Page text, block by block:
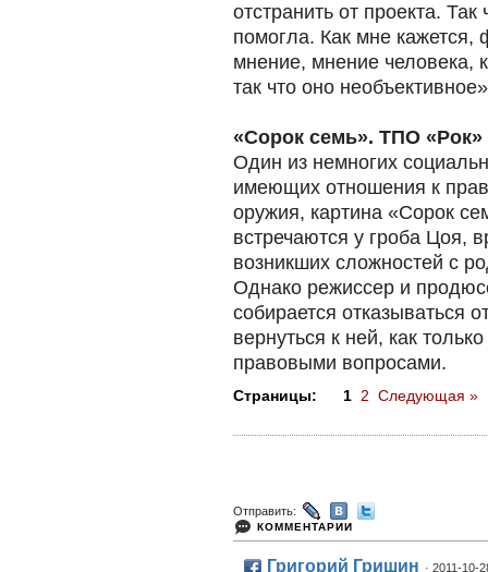
отстранить от проекта.
помогла. Как мне
мнение, мнение человека,
так что оно
«Сорок семь». ТПО «Рок»
Один из немногих
имеющих отношения к
оружия, картина «Сорок
встречаются у гроба Цоя,
возникших сложностей с
Однако режиссер и
собирается отказываться
вернуться к ней, как
правовыми вопросами.
Страницы: 1 2 Следующая »
Отправить:
КОММЕНТАРИИ
Григорий Гришин · 2011-10-